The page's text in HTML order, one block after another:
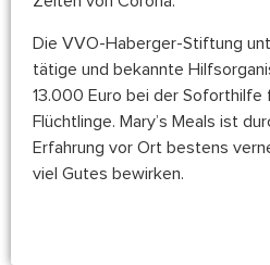
Die VVO-Haberger-Stiftung
tätige und bekannte
13.000 Euro bei der Soforthilfe
Flüchtlinge. Mary’s Meals ist
Erfahrung vor Ort bestens
viel Gutes bewirken.